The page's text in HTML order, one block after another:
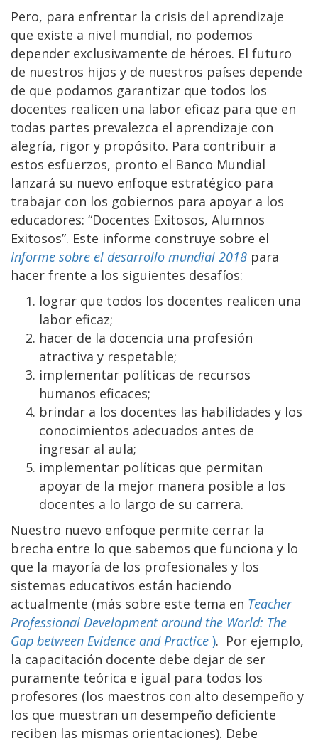
Pero, para enfrentar la crisis del aprendizaje
que existe a nivel mundial, no podemos
depender exclusivamente de héroes. El futuro
de nuestros hijos y de nuestros países depende
de que podamos garantizar que todos los
docentes realicen una labor eficaz para que en
todas partes prevalezca el aprendizaje con
alegría, rigor y propósito. Para contribuir a
estos esfuerzos, pronto el Banco Mundial
lanzará su nuevo enfoque estratégico para
trabajar con los gobiernos para apoyar a los
educadores: “Docentes Exitosos, Alumnos
Exitosos”. Este informe construye sobre el
Informe sobre el desarrollo mundial 2018 para
hacer frente a los siguientes desafíos:
lograr que todos los docentes realicen una
labor eficaz;
hacer de la docencia una profesión
atractiva y respetable;
implementar políticas de recursos
humanos eficaces;
brindar a los docentes las habilidades y los
conocimientos adecuados antes de
ingresar al aula;
implementar políticas que permitan
apoyar de la mejor manera posible a los
docentes a lo largo de su carrera.
Nuestro nuevo enfoque permite cerrar la
brecha entre lo que sabemos que funciona y lo
que la mayoría de los profesionales y los
sistemas educativos están haciendo
actualmente (más sobre este tema en Teacher
Professional Development around the World: The
Gap between Evidence and Practice ). Por ejemplo,
la capacitación docente debe dejar de ser
puramente teórica e igual para todos los
profesores (los maestros con alto desempeño y
los que muestran un desempeño deficiente
reciben las mismas orientaciones). Debe